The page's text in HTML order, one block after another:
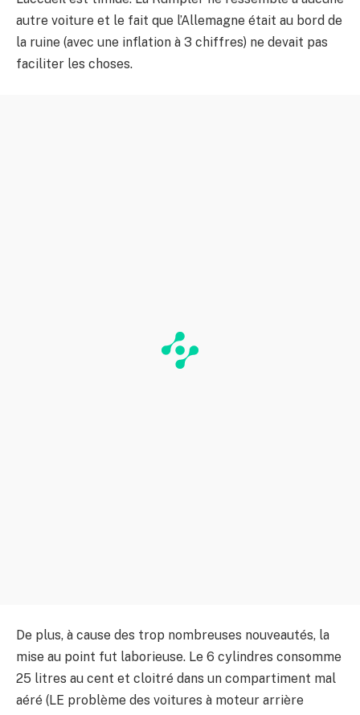
autre voiture et le fait que l’Allemagne était au bord de
la ruine (avec une inflation à 3 chiffres) ne devait pas
faciliter les choses.
De plus, à cause des trop nombreuses nouveautés, la
mise au point fut laborieuse. Le 6 cylindres consomme
25 litres au cent et cloitré dans un compartiment mal
aéré (LE problème des voitures à moteur arrière